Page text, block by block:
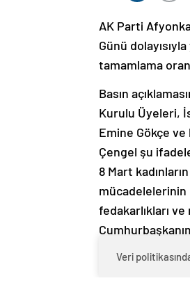
AK Parti
Günü
tamamlama
Basın
Kurulu Üyeleri,
Emine Gökçe ve
Çengel şu
8 Mart
mücadelelerinin
fedakarlıkları
Veri